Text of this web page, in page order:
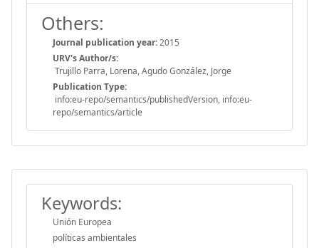
Others:
Journal publication year:2015
URV's Author/s:
Trujillo Parra, Lorena, Agudo González, Jorge
Publication Type:
info:eu-repo/semantics/publishedVersion, info:eu-
repo/semantics/article
Keywords:
Unión Europea
políticas ambientales